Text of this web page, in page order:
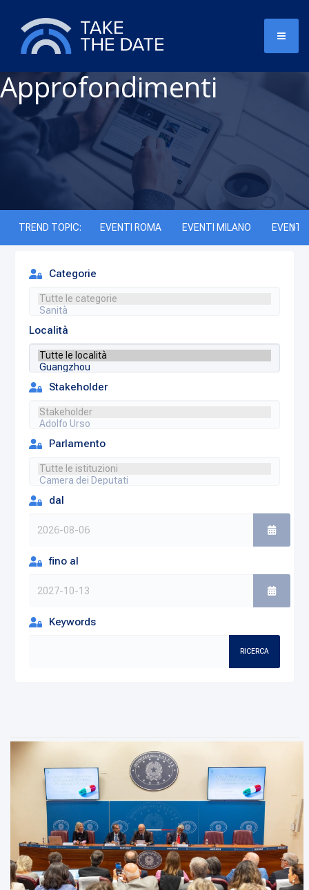
Approfondimenti
TREND TOPIC: EVENTI ROMA EVENTI MILANO EVENTI
Categorie
Località
Stakeholder
Parlamento
dal
fino al
Keywords
RICERCA